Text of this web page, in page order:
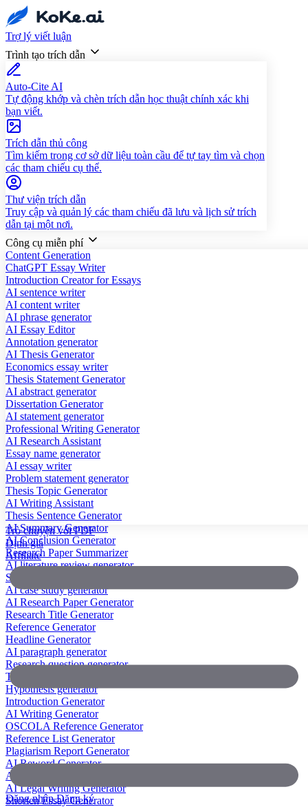
Trợ lý viết luận
Trình tạo trích dẫn
Auto-Cite AI
Tự động khớp và chèn trích dẫn học thuật chính xác khi
bạn viết.
Trích dẫn thủ công
Tìm kiếm trong cơ sở dữ liệu toàn cầu để tự tay tìm và chọn
các tham chiếu cụ thể.
Thư viện trích dẫn
Truy cập và quản lý các tham chiếu đã lưu và lịch sử trích
dẫn tại một nơi.
Công cụ miễn phí
Content Generation
ChatGPT Essay Writer
Introduction Creator for Essays
AI sentence writer
AI content writer
AI phrase generator
AI Essay Editor
Annotation generator
AI Thesis Generator
Economics essay writer
Thesis Statement Generator
AI abstract generator
Dissertation Generator
AI statement generator
Professional Writing Generator
AI Research Assistant
Essay name generator
AI essay writer
Problem statement generator
Thesis Topic Generator
AI Writing Assistant
Thesis Sentence Generator
AI Summary Generator
AI Conclusion Generator
Research Paper Summarizer
AI literature review generator
Scientific Paper Summarizer
AI case study generator
AI Research Paper Generator
Research Title Generator
Reference Generator
Headline Generator
AI paragraph generator
Research question generator
Thesis paragraph generator
Hypothesis generator
Introduction Generator
AI Writing Generator
OSCOLA Reference Generator
Reference List Generator
Plagiarism Report Generator
AI Reword Generator
AI Bullet Point Generator
AI Legal Writing Generator
Shorten Essay Generator
Trò chuyện với PDF
Định giá
Affiliate
Đăng nhậpĐăng ký